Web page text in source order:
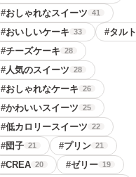
#おしゃれなスイーツ 41
#おいしいケーキ 33 #タルト
#チーズケーキ 28
# 人気のスイーツ 28
#おしゃれなケーキ 26
#かわいいスイーツ 25
#低カロリースイーツ 22
#団子 21 #プリン 21
#CREA 20 #ゼリー 19